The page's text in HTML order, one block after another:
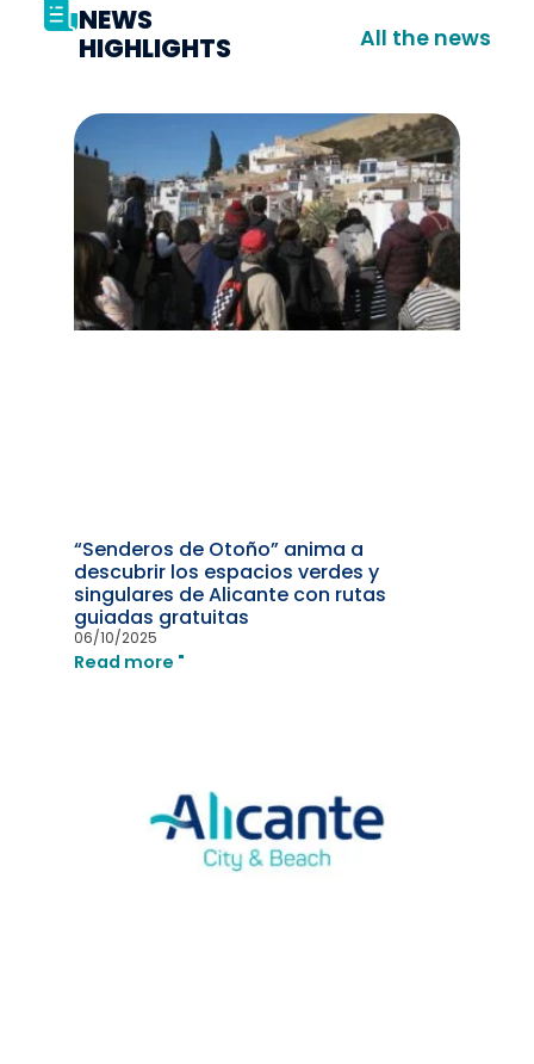
NEWS
HIGHLIGHTS
All the news
“Senderos de Otoño” anima a
descubrir los espacios verdes y
singulares de Alicante con rutas
guiadas gratuitas
06/10/2025
Read more "